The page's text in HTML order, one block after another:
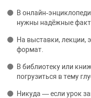
В
нужны надёжные
На выставки,
формат.
В библиотеку или
погрузиться в тему
Никуда — если урок